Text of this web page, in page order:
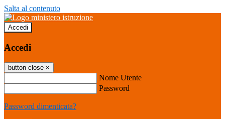
Salta al contenuto
Accedi
Accedi
button close ×
Nome Utente
Password
Password dimenticata?